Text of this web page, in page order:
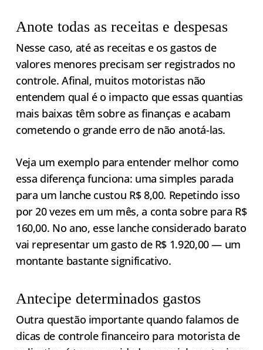
Anote todas as receitas e despesas
Nesse caso, até as receitas e os gastos de
valores menores precisam ser registrados no
controle. Afinal, muitos motoristas não
entendem qual é o impacto que essas quantias
mais baixas têm sobre as finanças e acabam
cometendo o grande erro de não anotá-las.
Veja um exemplo para entender melhor como
essa diferença funciona: uma simples parada
para um lanche custou R$ 8,00. Repetindo isso
por 20 vezes em um mês, a conta sobre para R$
160,00. No ano, esse lanche considerado barato
vai representar um gasto de R$ 1.920,00 — um
montante bastante significativo.
Antecipe determinados gastos
Outra questão importante quando falamos de
dicas de controle financeiro para motorista de